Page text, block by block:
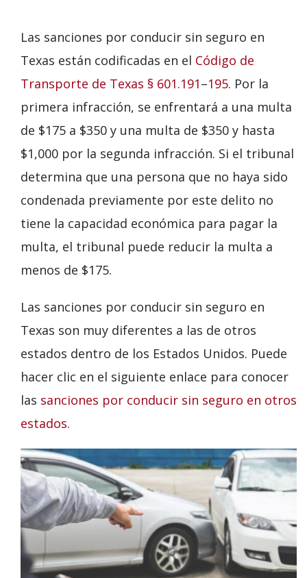
Las sanciones por conducir sin seguro en
Texas están codificadas en el Código de
Transporte de Texas § 601.191–195. Por la
primera infracción, se enfrentará a una multa
de $175 a $350 y una multa de $350 y hasta
$1,000 por la segunda infracción. Si el tribunal
determina que una persona que no haya sido
condenada previamente por este delito no
tiene la capacidad económica para pagar la
multa, el tribunal puede reducir la multa a
menos de $175.
Las sanciones por conducir sin seguro en
Texas son muy diferentes a las de otros
estados dentro de los Estados Unidos. Puede
hacer clic en el siguiente enlace para conocer
las sanciones por conducir sin seguro en otros
estados.